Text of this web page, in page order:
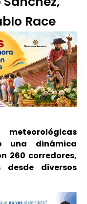
Race
una dinámica
260 corredores,
diversos